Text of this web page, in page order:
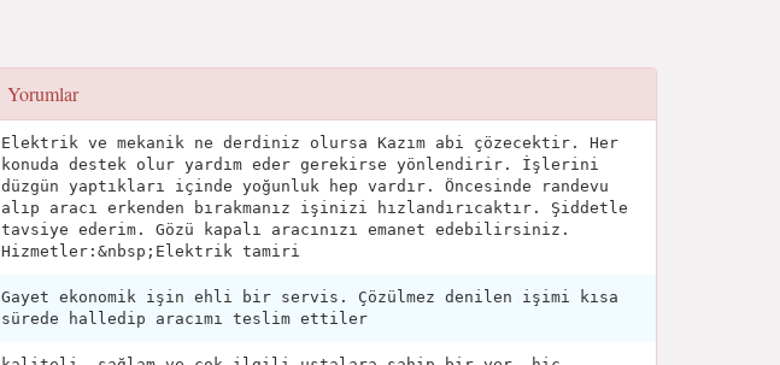
Yorumlar
Elektrik ve mekanik ne derdiniz olursa Kazım abi çözecektir. Her
konuda destek olur yardım eder gerekirse yönlendirir. İşlerini
düzgün yaptıkları içinde yoğunluk hep vardır. Öncesinde randevu
alıp aracı erkenden bırakmanız işinizi hızlandırıcaktır. Şiddetle
tavsiye ederim. Gözü kapalı aracınızı emanet edebilirsiniz.
Hizmetler:&nbsp;Elektrik tamiri
Gayet ekonomik işin ehli bir servis. Çözülmez denilen işimi kısa
sürede halledip aracımı teslim ettiler